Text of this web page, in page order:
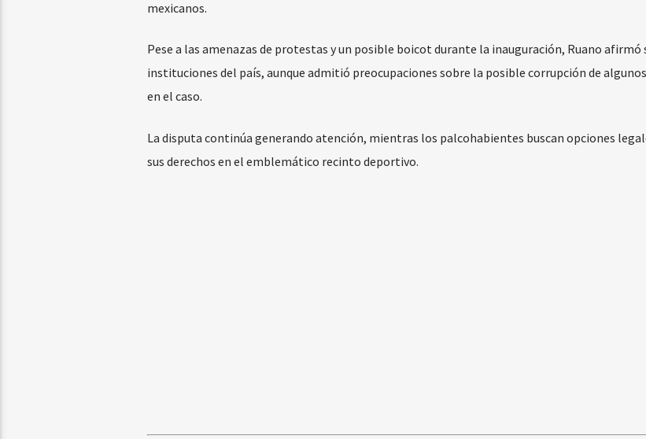
mexicanos.
Pese a las amenazas de protestas y un posible boicot durante la inauguración, Ruano afirmó
instituciones del país, aunque admitió preocupaciones sobre la posible corrupción de
en el caso.
La disputa continúa generando atención, mientras los palcohabientes buscan opciones
sus derechos en el emblemático recinto deportivo.